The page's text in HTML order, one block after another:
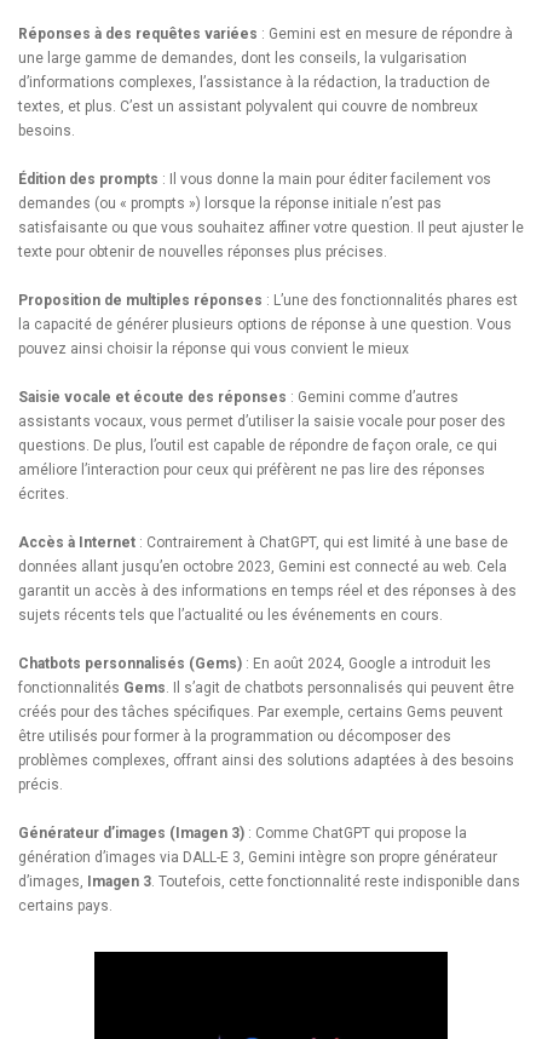
Réponses à des requêtes variées : Gemini est en mesure de répondre à
une large gamme de demandes, dont les conseils, la vulgarisation
d’informations complexes, l’assistance à la rédaction, la traduction de
textes, et plus. C’est un assistant polyvalent qui couvre de nombreux
besoins.
Édition des prompts : Il vous donne la main pour éditer facilement vos
demandes (ou « prompts ») lorsque la réponse initiale n’est pas
satisfaisante ou que vous souhaitez affiner votre question. Il peut ajuster le
texte pour obtenir de nouvelles réponses plus précises.
Proposition de multiples réponses : L’une des fonctionnalités phares est
la capacité de générer plusieurs options de réponse à une question. Vous
pouvez ainsi choisir la réponse qui vous convient le mieux
Saisie vocale et écoute des réponses : Gemini comme d’autres
assistants vocaux, vous permet d’utiliser la saisie vocale pour poser des
questions. De plus, l’outil est capable de répondre de façon orale, ce qui
améliore l’interaction pour ceux qui préfèrent ne pas lire des réponses
écrites.
Accès à Internet : Contrairement à ChatGPT, qui est limité à une base de
données allant jusqu’en octobre 2023, Gemini est connecté au web. Cela
garantit un accès à des informations en temps réel et des réponses à des
sujets récents tels que l’actualité ou les événements en cours.
Chatbots personnalisés (Gems) : En août 2024, Google a introduit les
fonctionnalités Gems. Il s’agit de chatbots personnalisés qui peuvent être
créés pour des tâches spécifiques. Par exemple, certains Gems peuvent
être utilisés pour former à la programmation ou décomposer des
problèmes complexes, offrant ainsi des solutions adaptées à des besoins
précis.
Générateur d’images (Imagen 3) : Comme ChatGPT qui propose la
génération d’images via DALL-E 3, Gemini intègre son propre générateur
d’images,
Imagen 3. Toutefois, cette fonctionnalité reste indisponible dans
certains pays.